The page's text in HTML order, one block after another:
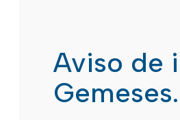
Aviso de
Gemeses.